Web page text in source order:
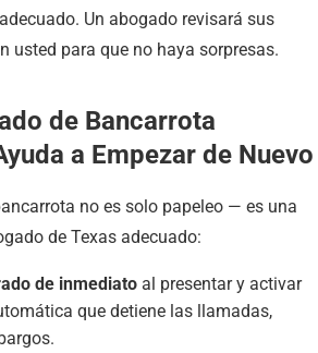
Un abogado revisará sus
usted para que no haya sorpresas.
de Bancarrota
a Empezar de Nuevo
no es solo papeleo — es una
de Texas adecuado:
de inmediato al presentar y activar
que detiene las llamadas,